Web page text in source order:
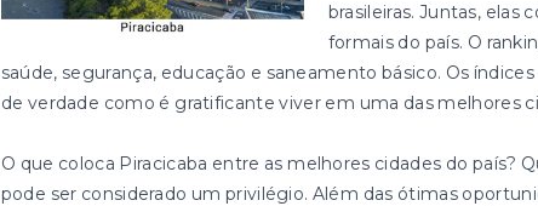
brasileiras. Juntas, elas
formais do país. O
saúde, segurança, educação e saneamento básico. Os
de verdade como é gratificante viver em uma das melhores
O que coloca Piracicaba entre as melhores cidades do país?
pode ser considerado um privilégio. Além das ótimas